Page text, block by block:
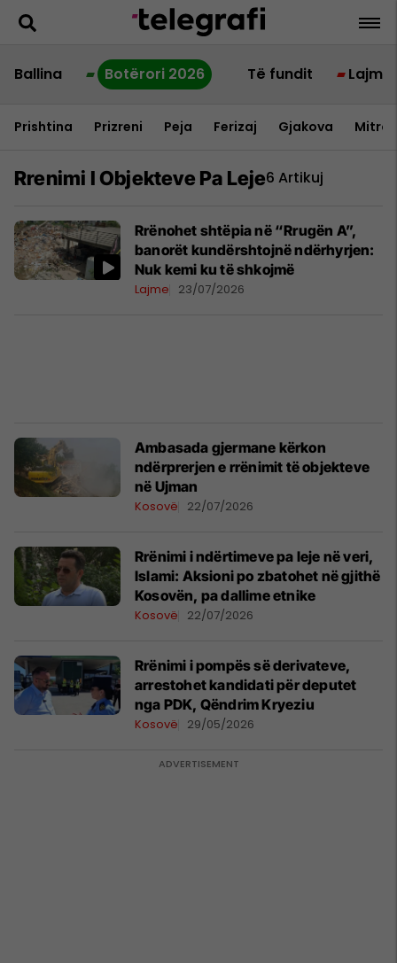
Ballina Botërori 2026 Të fundit Lajme
Prishtina Prizreni Peja Ferizaj Gjakova
Rrenimi I Objekteve Pa Leje6 Artikuj
Rrënohet shtëpia në “Rrugën A”,
banorët kundërshtojnë ndërhyrjen:
Nuk kemi ku të shkojmë
Lajme 23/07/2026
​Ambasada gjermane kërkon
ndërprerjen e rrënimit të objekteve
në Ujman
Kosovë 22/07/2026
Rrënimi i ndërtimeve pa leje në veri,
Islami: Aksioni po zbatohet në gjithë
Kosovën, pa dallime etnike
Kosovë 22/07/2026
Rrënimi i pompës së derivateve,
arrestohet kandidati për deputet
nga PDK, Qëndrim Kryeziu
Kosovë 29/05/2026